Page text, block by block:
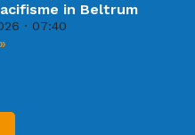
in Beltrum
07:40